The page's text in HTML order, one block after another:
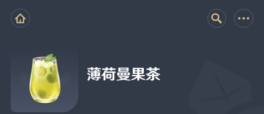
薄荷曼果茶